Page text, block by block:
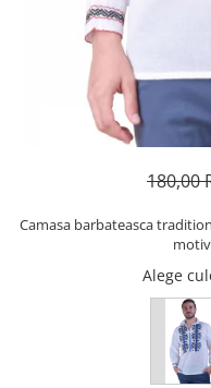
180,00
Camasa barbateasca
Alege